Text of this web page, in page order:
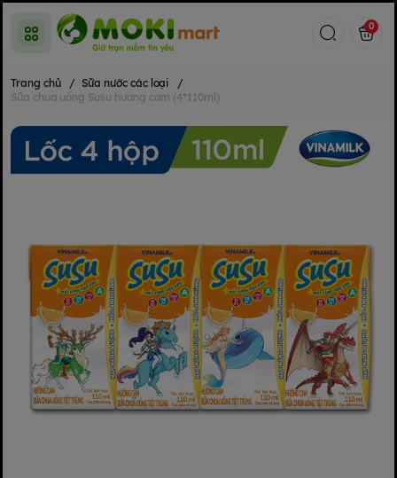
0
Trang chủ / Sữa nước các loại
/
Sữa chua uống Susu hương cam (4*110ml)